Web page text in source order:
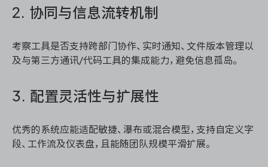
2. 协同与信息流转机制
考察工具是否支持跨部门协作、实时通知、文件版本管理以
及与第三方通讯/代码工具的集成能力，避免信息孤岛。
3. 配置灵活性与扩展性
优秀的系统应能适配敏捷、瀑布或混合模型，支持自定义字
段、工作流及仪表盘，且能随团队规模平滑扩展。